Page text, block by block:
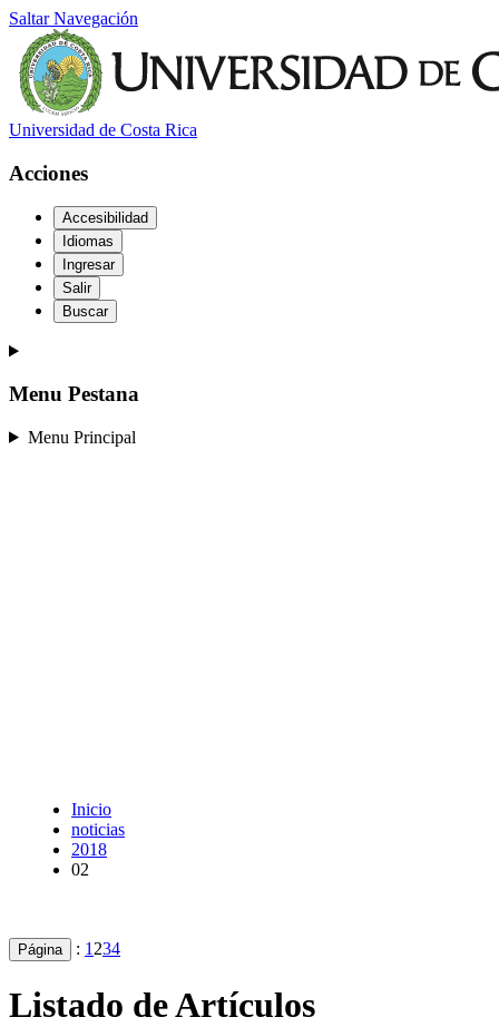
Saltar Navegación
Universidad de Costa Rica
Acciones
Accesibilidad
Idiomas
Ingresar
Salir
Buscar
Menu Pestana
Menu Principal
Inicio
noticias
2018
02
Página : 1 234
Listado de Artículos